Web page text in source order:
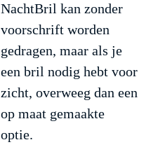
NachtBril kan zonder
voorschrift worden
gedragen, maar als je
een bril nodig hebt voor
zicht, overweeg dan een
op maat gemaakte
optie.